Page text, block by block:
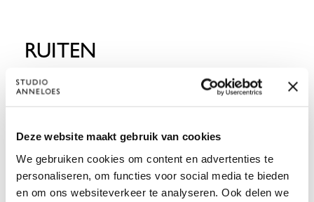
Deze website maakt gebruik van cookies
We gebruiken cookies om content en advertenties te
personaliseren, om functies voor social media te bieden
en om ons websiteverkeer te analyseren. Ook delen we
RUITEN
Van Clueless tot de welbekende Burberry print, ruiten zijn
tijdloos én trending. Combineer ruiten met effen items of
stijlvolle wijze bij iedere meeting aan kunt schuiven.
WORKWEAR ACCESSOIRES